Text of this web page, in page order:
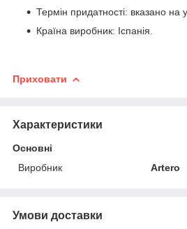
Термін придатності: вказано на
Країна виробник: Іспанія.
Приховати
Характеристики
Основні
Виробник
Artero
Умови доставки